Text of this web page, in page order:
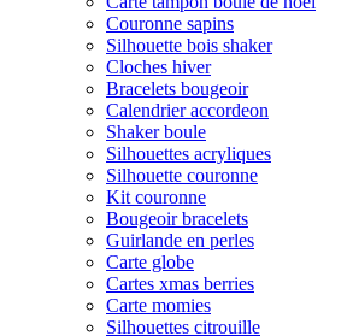
Couronne sapins
Silhouette bois shaker
Cloches hiver
Bracelets bougeoir
Calendrier accordeon
Shaker boule
Silhouettes acryliques
Silhouette couronne
Kit couronne
Bougeoir bracelets
Guirlande en perles
Carte globe
Cartes xmas berries
Carte momies
Silhouettes citrouille